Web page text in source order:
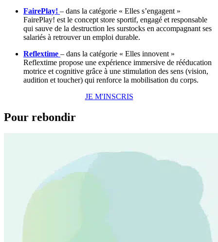
FairePlay! – dans la catégorie « Elles s’engagent »
FairePlay! est le concept store sportif, engagé et responsable
qui sauve de la destruction les surstocks en accompagnant ses
salariés à retrouver un emploi durable.
Reflextime – dans la catégorie « Elles innovent »
Reflextime propose une expérience immersive de rééducation
motrice et cognitive grâce à une stimulation des sens (vision,
audition et toucher) qui renforce la mobilisation du corps.
JE M'INSCRIS
Pour rebondir